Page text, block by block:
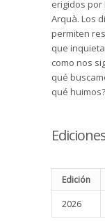
erigidos por
Arquà. Los
permiten
que
como nos
qué
qué huimos?
Edición
2026